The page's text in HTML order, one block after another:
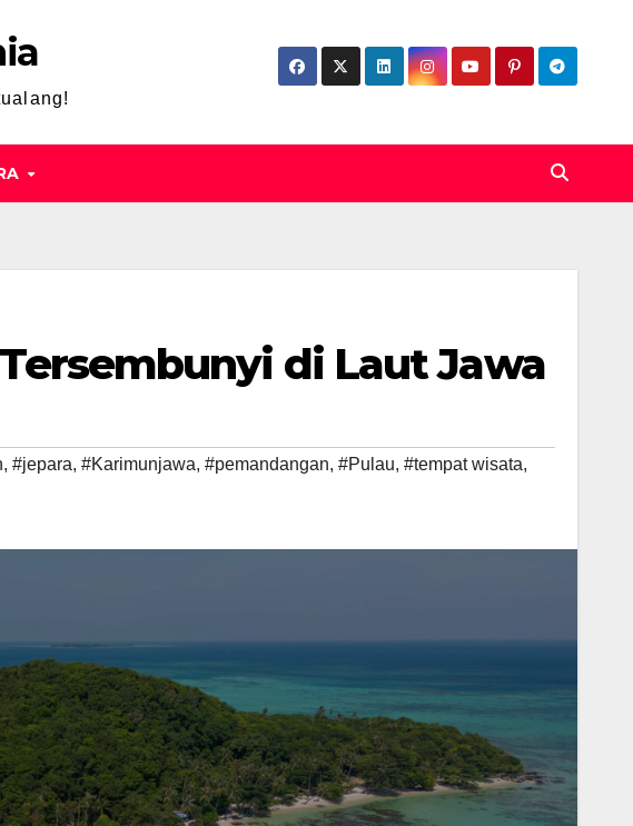
di Laut Jawa
, #jepara, #Karimunjawa, #pemandangan, #Pulau, #tempat wisata,